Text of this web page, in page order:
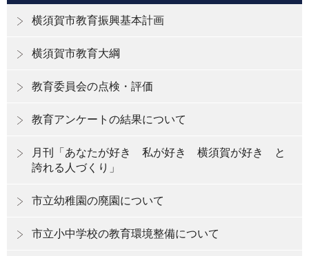
横須賀市教育振興基本計画
横須賀市教育大綱
教育委員会の点検・評価
教育アンケートの結果について
月刊「あなたが好き 私が好き 横須賀が好き と
誇れる人づくり」
市立幼稚園の廃園について
市立小中学校の教育環境整備について